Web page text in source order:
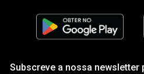
Subscreve a nossa newsletter